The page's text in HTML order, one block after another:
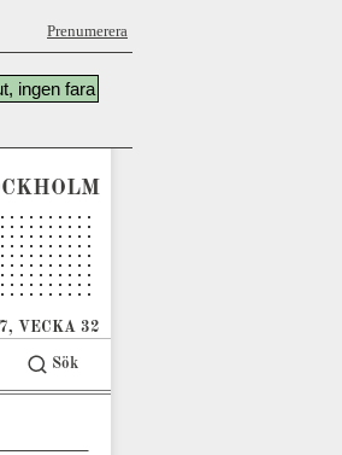
Prenumerera
ingen fara
VECKA 32
Sök